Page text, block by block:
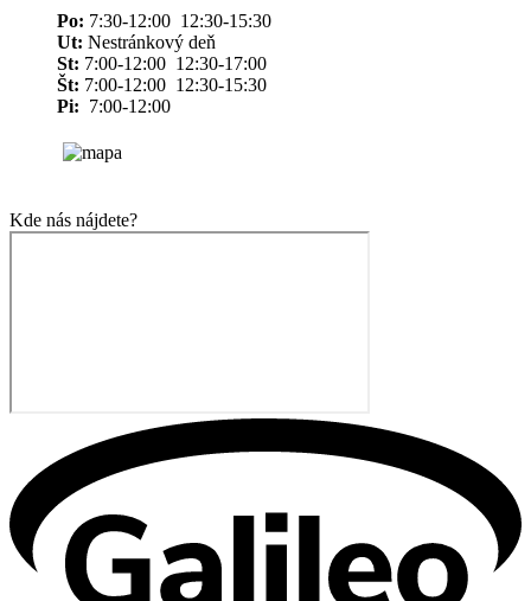
Po: 7:30-12:00 12:30-15:30
Ut: Nestránkový deň
St: 7:00-12:00 12:30-17:00
Št: 7:00-12:00 12:30-15:30
Pi: 7:00-12:00
Kde nás nájdete?